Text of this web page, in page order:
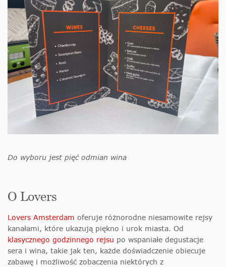
Do wyboru jest pięć odmian wina
O Lovers
Lovers Amsterdam oferuje różnorodne niesamowite rejsy
kanałami, które ukazują piękno i urok miasta. Od
klasycznego godzinnego rejsu po wspaniałe degustacje
sera i wina, takie jak ten, każde doświadczenie obiecuje
zabawę i możliwość zobaczenia niektórych z